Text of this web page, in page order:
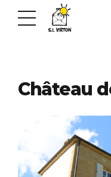
Château